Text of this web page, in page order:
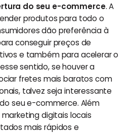
do seu e-commerce. A
produtos para todo o
dão preferência à
conseguir preços de
e também para acelerar o
sentido, se houver a
fretes mais baratos com
talvez seja interessante
seu e-commerce. Além
digitais locais
mais rápidos e